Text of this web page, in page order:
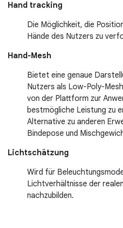
Hand tracking
Die Möglichkeit, die
Hände des Nutzers zu
Hand-Mesh
Bietet eine genaue
Nutzers als Low-Poly-
von der Plattform zur
bestmögliche Leistung zu
Alternative zu anderen
Bindepose und
Lichtschätzung
Wird für
Lichtverhältnisse der
nachzubilden.